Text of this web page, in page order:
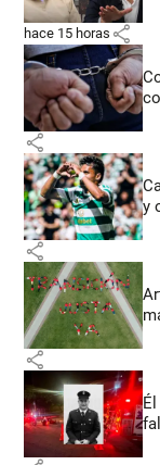
hace 15 horas share
share
y
share
share